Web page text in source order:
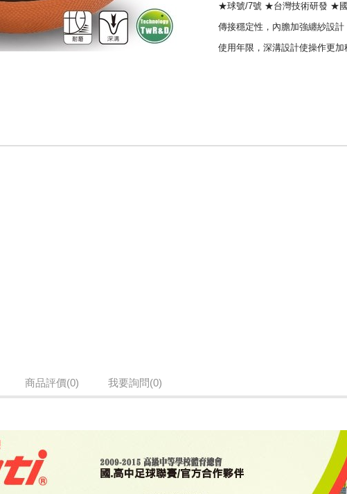
★球號/7號 ★台灣技術研發 ★國
傳接穩定性，內膽加強纏紗設
使用年限，深溝設計使操作更加
商品評價(0) 我要詢問(0)